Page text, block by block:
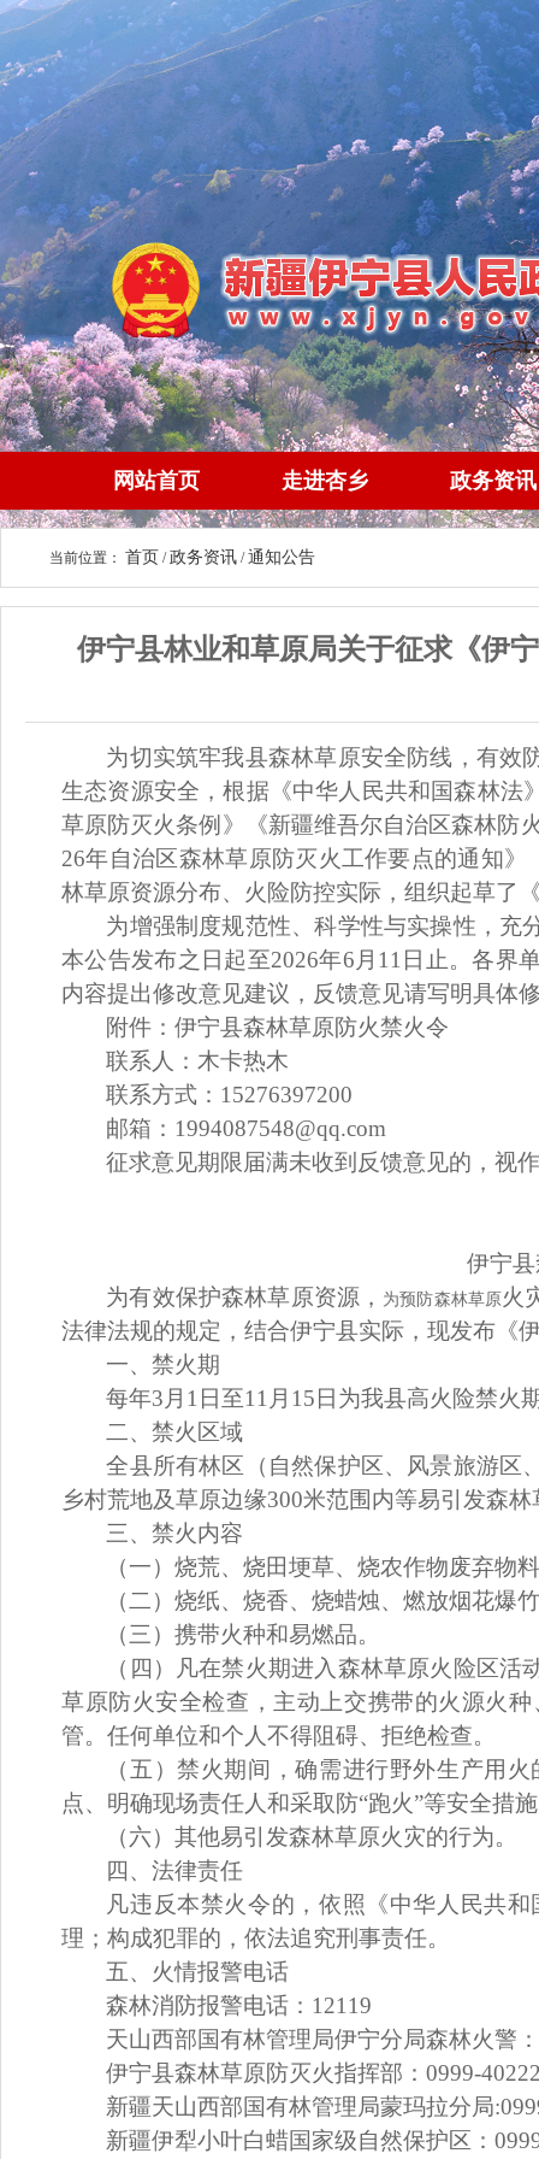
网站首页 走进杏乡 政务资讯
当前位置： 首页 /政务资讯 /通知公告
伊宁县林业和草原局关于征求《伊
为切实筑牢我县森林草原安全防线，有效
生态资源安全 ，根据《中华人民共和国森林法
草原防灭火条例》《新疆维吾尔自治区森林防
26年自治区森林草原防灭火工作要点的通知》
林草原资源分布、火险防控实际，组织起草了
为增强制度规范性、科学性与实操性，充
本公告发布之日起至2026年6 月 11 日止。各界
内容提出修改意见建议，反馈意见请写明具体
附件：伊宁县森林草原防火禁火令
联系人：木卡热木
联系方式： 15276397200
邮箱： 1994087548@qq.com
征求意见期限届满未收到反馈意见的，视
伊宁县
为有效保护森林草原资源， 为预防森林草原 火
法律法规的规定，结合伊宁县实际，现发布《
一、禁火期
每年3 月 1 日 至11 月 15 日 为我县高火险禁火
二、禁火区域
全县所有林区（ 自然保护区、风景旅游区
乡村荒地及草原边缘300米范围内等易引发森
三、禁火内容
（一）烧荒、烧田埂草、烧农作物废弃物
（二）烧纸、烧香、烧蜡烛、燃放烟花爆
（三 ）携带火种和易燃品。
（四）凡在禁火期进入森林草原火险区
草原防火安全检查，主动上交携带的火源火
管。任何单位和个人不得阻碍、拒绝检查。
（五）禁火期间，确需进行野外生产用
点、明确现场责任人和采取防“跑火”等安全措
（六）其他易引发森林草原火灾的行为。
四、法律责任
凡违反本禁火令的，依照《中华人民共
理；构成犯罪的，依法追究刑事责任。
五、火情报警电话
森林消防报警电话： 12119
天山西部国有林管理局伊宁分局森林火警
伊宁县森林草原防灭火指挥部：0999-
新疆天山西部国有林管理局蒙玛拉分局
新疆伊犁小叶白蜡国家级自然保护区：